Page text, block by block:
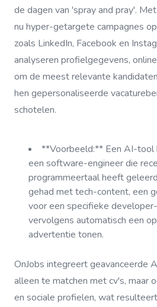
de dagen van 'spray and pray'.
nu hyper-getargete campagnes
zoals LinkedIn, Facebook en
analyseren profielgegevens,
om de meest relevante
hen gepersonaliseerde
schotelen.
**Voorbeeld:** Een AI-
een software-engineer die
programmeertaal heeft
gehad met tech-content, een
voor een specifieke
vervolgens automatisch een
advertentie tonen.
OnJobs integreert geavanceerde
alleen te matchen met cv's, maar
en sociale profielen, wat